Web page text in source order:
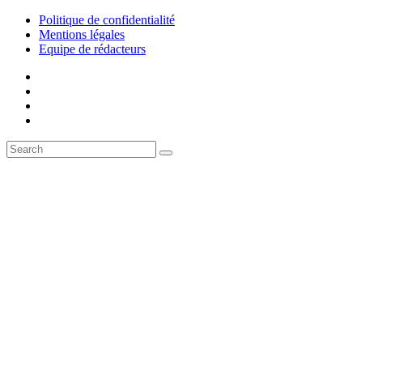
Politique de confidentialité
Mentions légales
Equipe de rédacteurs